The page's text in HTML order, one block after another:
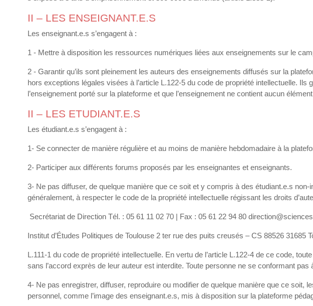
II – LES ENSEIGNANT.E.S
Les enseignant.e.s s’engagent à :
1 - Mettre à disposition les ressources numériques liées aux enseignements sur le
2 - Garantir qu’ils sont pleinement les auteurs des enseignements diffusés sur la
hors exceptions légales visées à l’article L.122-5 du code de propriété intellectuelle.
l’enseignement porté sur la plateforme et que l’enseignement ne contient aucun
II – LES ETUDIANT.E.S
Les étudiant.e.s s’engagent à :
1- Se connecter de manière régulière et au moins de manière hebdomadaire à la
2- Participer aux différents forums proposés par les enseignantes et enseignants.
3- Ne pas diffuser, de quelque manière que ce soit et y compris à des étudiant.e.s
généralement, à respecter le code de la propriété intellectuelle régissant les droits
Secrétariat de Direction Tél. : 05 61 11 02 70 | Fax : 05 61 22 94 80
Institut d’Études Politiques de Toulouse 2 ter rue des puits creusés – CS 88526 31685
L.111-1 du code de propriété intellectuelle. En vertu de l’article L.122-4 de ce code,
sans l’accord exprès de leur auteur est interdite. Toute personne ne se conformant
4- Ne pas enregistrer, diffuser, reproduire ou modifier de quelque manière que ce
personnel, comme l’image des enseignant.e.s, mis à disposition sur la plateforme